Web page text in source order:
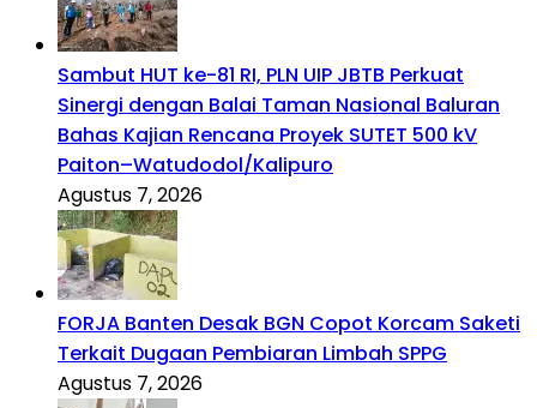
Sambut HUT ke-81 RI, PLN UIP JBTB Perkuat
Sinergi dengan Balai Taman Nasional Baluran
Bahas Kajian Rencana Proyek SUTET 500 kV
Paiton–Watudodol/Kalipuro
Agustus 7, 2026
FORJA Banten Desak BGN Copot Korcam Saketi
Terkait Dugaan Pembiaran Limbah SPPG
Agustus 7, 2026